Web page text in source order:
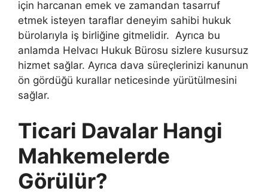
için harcanan emek ve zamandan tasarruf
etmek isteyen taraflar deneyim sahibi hukuk
bürolarıyla iş birliğine gitmelidir. Ayrıca bu
anlamda Helvacı Hukuk Bürosu sizlere kusursuz
hizmet sağlar. Ayrıca dava süreçlerinizi kanunun
ön gördüğü kurallar neticesinde yürütülmesini
sağlar.
Ticari Davalar Hangi
Mahkemelerde
Görülür?